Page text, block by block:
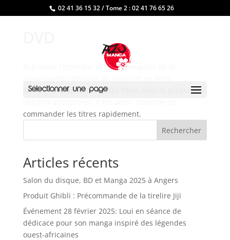
02 41 36 15 32 / Tome 2 : 02 41 76 65 26
Sélectionner une page
Retrouvez l’essentiel et les nouveautés de la
Nous avons sélectionné des titres neuf et occasion à
commander les titres rapidement.
Rechercher
Articles récents
Salon du disque, BD et Manga 2025 à Angers
Produit Ghibli : Précommande de la tirelire Jiji
Événement 28 février 2025: Loui en séance de
dédicace pour son manga inspiré des légendes
ouest-africaines